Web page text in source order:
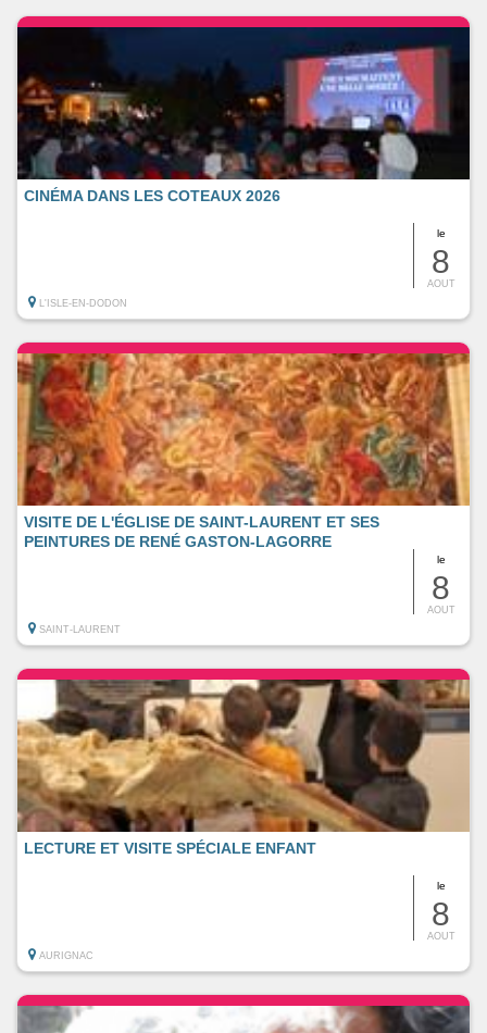
le
8
AOUT
CINÉMA DANS LES COTEAUX 2026
L'ISLE-EN-DODON
le
8
AOUT
VISITE DE L'ÉGLISE DE SAINT-LAURENT ET SES
PEINTURES DE RENÉ GASTON-LAGORRE
SAINT-LAURENT
le
8
AOUT
LECTURE ET VISITE SPÉCIALE ENFANT
AURIGNAC